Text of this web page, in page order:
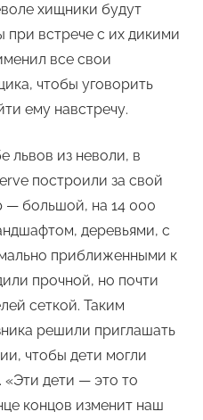
хищники будут
встрече с их дикими
все свои
чтобы уговорить
ему навстречу.
львов из неволи, в
построили за свой
— большой, на 14 000
деревьями, с
приближенными к
прочной, но почти
сеткой. Таким
решили приглашать
чтобы дети могли
«Эти дети — это то
концов изменит наш